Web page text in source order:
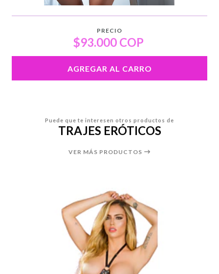
PRECIO
$93.000 COP
AGREGAR AL CARRO
Puede que te interesen otros productos de
TRAJES ERÓTICOS
VER MÁS PRODUCTOS